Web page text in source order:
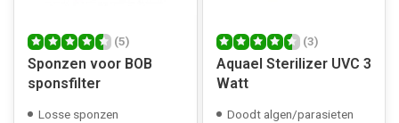
(5)
Sponzen voor BOB
sponsfilter
Losse sponzen
(3)
Aquael Sterilizer UVC 3
Watt
Doodt algen/parasieten